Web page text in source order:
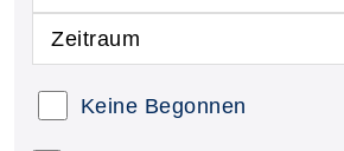
Zeitraum
Keine Begonnen